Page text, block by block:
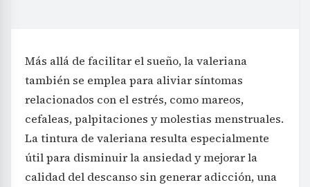
Más allá de facilitar el sueño, la valeriana
también se emplea para aliviar síntomas
relacionados con el estrés, como mareos,
cefaleas, palpitaciones y molestias menstruales.
La tintura de valeriana resulta especialmente
útil para disminuir la ansiedad y mejorar la
calidad del descanso sin generar adicción, una